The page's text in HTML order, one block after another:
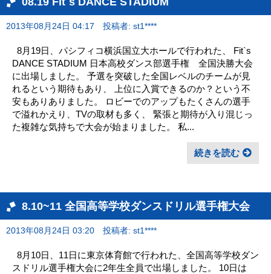
2013年08月24日 04:17 投稿者: st1****
8月19日、パシフィコ横浜国立大ホールで行われた、 Fit`s
DANCE STADIUM 日本高校ダンス部選手権 全国決勝大会
に出場しました。 予選を突破した全国レベルのチームが見
れるという期待もあり、 上位に入賞できるのか？という不
安もありありました。 ロビーでのアップもたくさんの選手
で溢れかえり、TVの取材も多く、 緊張と期待が入り混じっ
た複雑な気持ちで大会が始まりました。 私...
続きを読む
8.10~11 全国高等学校ダンスドリル選手権大会
2013年08月24日 03:20 投稿者: st1****
8月10日、11日に東京体育館で行われた、全国高等学校ダン
スドリル選手権大会に2年生全員で出場しました。 10日は